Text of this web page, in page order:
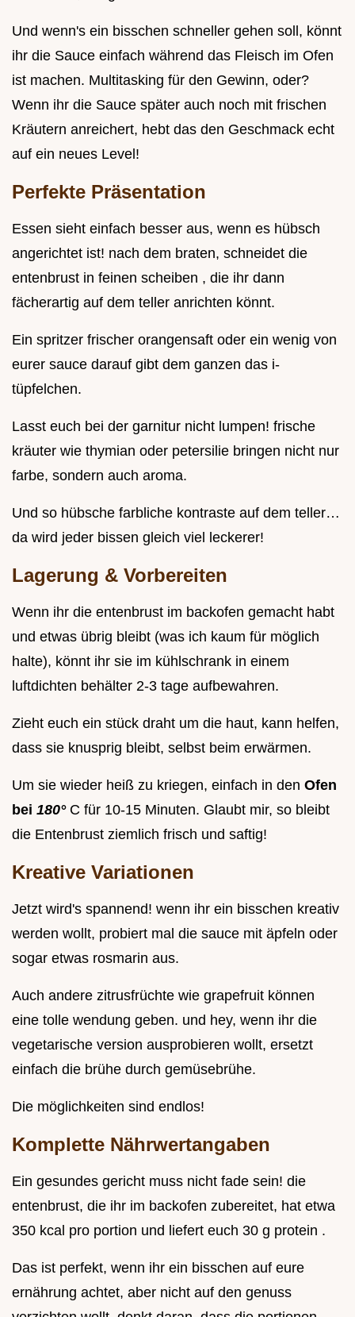
Und wenn's ein bisschen schneller gehen soll, könnt
ihr die Sauce einfach während das Fleisch im Ofen
ist machen. Multitasking für den Gewinn, oder?
Wenn ihr die Sauce später auch noch mit frischen
Kräutern anreichert, hebt das den Geschmack echt
auf ein neues Level!
Perfekte Präsentation
Essen sieht einfach besser aus, wenn es hübsch
angerichtet ist! nach dem braten, schneidet die
entenbrust in feinen scheiben , die ihr dann
fächerartig auf dem teller anrichten könnt.
Ein spritzer frischer orangensaft oder ein wenig von
eurer sauce darauf gibt dem ganzen das i-
tüpfelchen.
Lasst euch bei der garnitur nicht lumpen! frische
kräuter wie thymian oder petersilie bringen nicht nur
farbe, sondern auch aroma.
Und so hübsche farbliche kontraste auf dem teller…
da wird jeder bissen gleich viel leckerer!
Lagerung & Vorbereiten
Wenn ihr die entenbrust im backofen gemacht habt
und etwas übrig bleibt (was ich kaum für möglich
halte), könnt ihr sie im kühlschrank in einem
luftdichten behälter 2-3 tage aufbewahren.
Zieht euch ein stück draht um die haut, kann helfen,
dass sie knusprig bleibt, selbst beim erwärmen.
Um sie wieder heiß zu kriegen, einfach in den Ofen
bei 180° C für 10-15 Minuten. Glaubt mir, so bleibt
die Entenbrust ziemlich frisch und saftig!
Kreative Variationen
Jetzt wird's spannend! wenn ihr ein bisschen kreativ
werden wollt, probiert mal die sauce mit äpfeln oder
sogar etwas rosmarin aus.
Auch andere zitrusfrüchte wie grapefruit können
eine tolle wendung geben. und hey, wenn ihr die
vegetarische version ausprobieren wollt, ersetzt
einfach die brühe durch gemüsebrühe.
Die möglichkeiten sind endlos!
Komplette Nährwertangaben
Ein gesundes gericht muss nicht fade sein! die
entenbrust, die ihr im backofen zubereitet, hat etwa
350 kcal pro portion und liefert euch 30 g protein .
Das ist perfekt, wenn ihr ein bisschen auf eure
ernährung achtet, aber nicht auf den genuss